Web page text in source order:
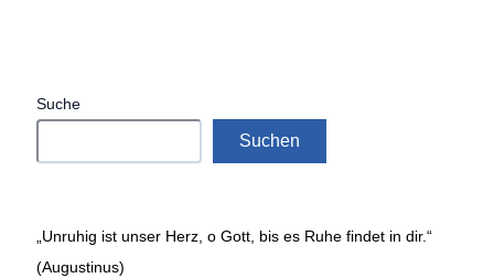
Suche
Suchen
„Unruhig ist unser Herz, o Gott, bis es Ruhe findet in dir.“
(Augustinus)